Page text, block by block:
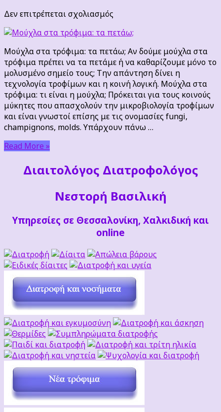
Δεν επιτρέπεται σχολιασμός
στα
τρόφιμα:
τα
πετάω;
Μούχλα στα τρόφιμα: τα πετάω; Αν δούμε μούχλα στα
τρόφιμα πρέπει να τα πετάμε ή να καθαρίζουμε μόνο το
μολυσμένο σημείο τους; Την απάντηση δίνει η
τεχνολογία τροφίμων και η κοινή λογική. Μούχλα στα
τρόφιμα: τι είναι η μούχλα; Πρόκειται για τους κοινούς
μύκητες που απασχολούν την μικροβιολογία τροφίμων
και είναι γνωστοί επίσης με τις ονομασίες fungi,
champignons, molds. Υπάρχουν πάνω …
Read More »
Διαιτoλόγος Διατροφολόγος
Νεστορή Βασιλική
Υπηρεσίες σε Θεσσαλονίκη, Χαλκιδική και
online